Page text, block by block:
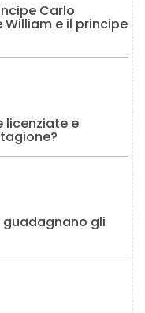
Carlo
e il principe
licenziate e
guadagnano gli